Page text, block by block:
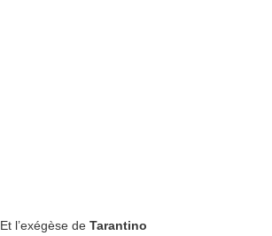
Et l’exégèse de Tarantino